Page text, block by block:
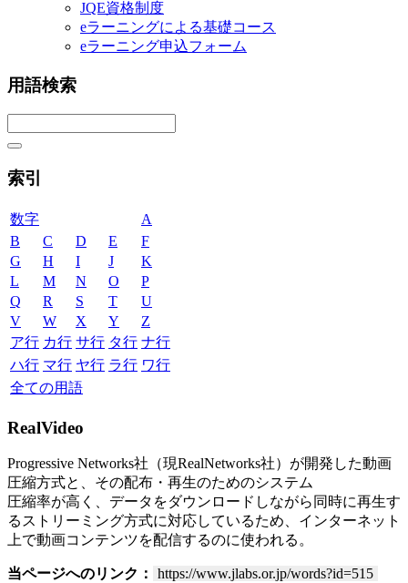
JQE資格制度
eラーニングによる基礎コース
eラーニング申込フォーム
用語検索
索引
数字
A
B
C D E
F
G
H I J
K
L
M N O
P
Q
R S T
U
V
W X Y
Z
ア行 カ行 サ行 タ行 ナ行
ハ行 マ行 ヤ行 ラ行 ワ行
全ての用語
RealVideo
Progressive Networks社（現RealNetworks社）が開発した動画
圧縮方式と、その配布・再生のためのシステム
圧縮率が高く、データをダウンロードしながら同時に再生す
るストリーミング方式に対応しているため、インターネット
上で動画コンテンツを配信するのに使われる。
当ページへのリンク： https://www.jlabs.or.jp/words?id=515